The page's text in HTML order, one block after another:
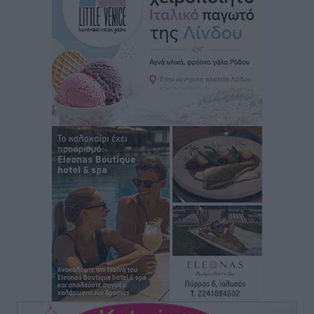
ΑΕΡΑ: Δεν σταματάει να ενισχύεται, νέο απόκτημα ο
Μητρόπουλος
Αθλητικά• πριν 1 ώρα
Κλεάνθης: Δουλειές μετά ευχαριστιών στο γήπεδο,
ατομικό για δύο
Αθλητικά• πριν 1 ώρα
Φοίβος: Εν αναμονή του Νίκου Λαζίδη
Αθλητικά• πριν 1 ώρα
Ιάλυσος Β’: Νωρίς νωρίς μπήκαν στα βάσανα της
προετοιμασίας
Αθλητικά• πριν 1 ώρα
Εθνικός Αρχίπολης: Μεγάλο βήμα προόδου η ίδρυση